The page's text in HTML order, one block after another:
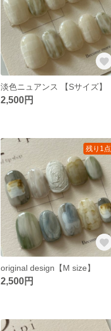
淡色ニュアンス 【Sサイズ】
2,500円
残り1点
original design【M size】
2,500円